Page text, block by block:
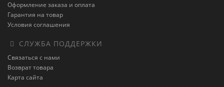
Оформление заказа и оплата
Гарантия на товар
Условия соглашения
СЛУЖБА ПОДДЕРЖКИ
Связаться с нами
Возврат товара
Карта сайта